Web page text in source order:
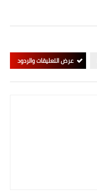
عرض التعليقات والردود